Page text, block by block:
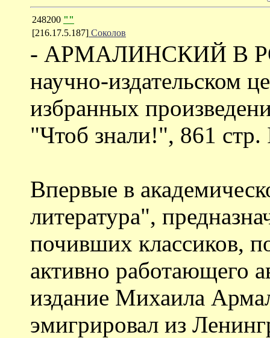
248200 ""
[216.17.5.187] Соколов
- АРМАЛИНСКИЙ В
научно-издательском
избранных
"Чтоб знали!", 861
Впервые в
литература",
почивших классиков,
активно работающего
издание Михаила
эмигрировал из